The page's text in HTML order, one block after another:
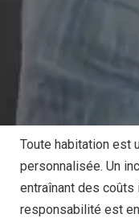
Toute habitation est
personnalisée. Un
entraînant des
responsabilité est